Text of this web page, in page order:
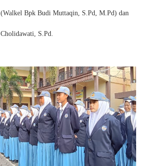
Bpk Budi Muttaqin, S.Pd, M.Pd) dan
S.Pd.